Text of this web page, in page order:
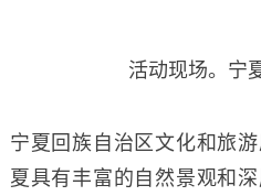
活动现场。宁
宁夏回族自治区文化和旅
夏具有丰富的自然景观和